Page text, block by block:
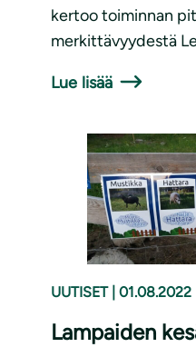
kertoo toiminnan
merkittävyydestä
Lue lisää
UUTISET 01.08.2022
Lampaiden